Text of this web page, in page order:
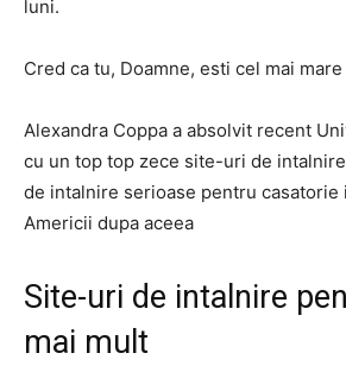
luni.
Cred ca tu, Doamne, esti cel mai mare
Alexandra Coppa a absolvit recent
cu un top top zece site-uri de
de intalnire serioase pentru casatorie
Americii dupa aceea
Site-uri de intalnire
mai mult